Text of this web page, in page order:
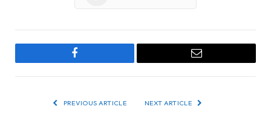
Facebook Email
PREVIOUS ARTICLE NEXT ARTICLE